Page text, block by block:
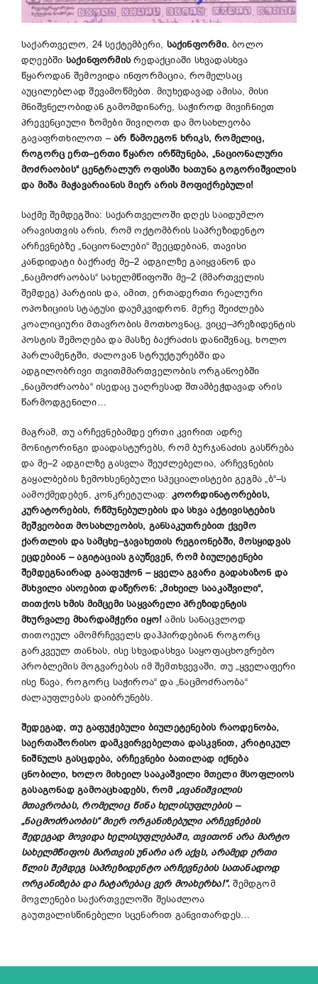
საქართველო, 24 სექტემბერი, საქინფორმი. ბოლო
დღეებში საქინფორმისრედაქციაში სხვადასხვა
წყაროდან შემოვიდა ინფორმაცია, რომელსაც
აუცილებლად შევამოწმებთ. მიუხედავად ამისა, მისი
მნიშვნელობიდან გამომდინარე, საჭიროდ მივიჩნიეთ
პრევენციული ზომები მივიღოთ და მოსახლეობა
გავაფრთხილოთ –არ წამოეგონ ხრიკს, რომელიც,
როგორც ერთ–ერთი წყარო ირწმუნება, „ნაციონალური
მოძრაობის“ ცენტრალურ ოფისში ხათუნა გოგორიშვილის
და მიშა მაჭავარიანის მიერ არის მოფიქრებული!
საქმე შემდეგშია: საქართველოში დღეს საიდუმლო
არავისთვის არის, რომ ოქტომბრის საპრეზიდენტო
არჩევნებზე „ნაციონალები“ შეეცდებიან, თავისი
კანდიდატი ბაქრაძე მე–2 ადგილზე გაიყვანონ და
„ნაცმოძრაობას“ სახელმწიფოში მე–2 (მმართველის
შემდეგ) პარტიის და, ამით, ერთადერთი რეალური
ოპოზიციის სტატუსი დაუმკვიდრონ. მერე შეიძლება
კოალიციური მთავრობის მოთხოვნაც, ვიცე–პრეზიდენტის
პოსტის შემოღება და მასზე ბაქრაძის დანიშვნაც, ხოლო
პარლამენტში, ძალოვან სტრუქტურებში და
ადგილობრივი თვითმმართველობის ორგანოებში
„ნაცმოძრაობა“ ისედაც უაღრესად შთამბეჭდავად არის
წარმოდგენილი…
მაგრამ, თუ არჩევნებამდე ერთი კვირით ადრე
მონიტორინგი დაადასტურებს, რომ ბურჯანაძის გასწრება
და მე–2 ადგილზე გასვლა შეუძლებელია, არჩევნების
გაყალბების ზემოხსენებული სპეციალისტები გეგმა „ბ“–ს
აამოქმედებენ, კონკრეტულად: კოორდინატორების,
კურატორების, რწმუნებულების და სხვა აქტივისტების
მეშვეობით მოსახლეობის, განსაკუთრებით ქვემო
ქართლის და სამცხე–ჯავახეთის რეგიონებში, მოსყიდვას
ეცდებიან – აგიტაციას გაუწევენ, რომ ბიულეტენები
შემდეგნაირად გააფუჭონ – ყველა გვარი გადახაზონ და
მსხვილი ასოებით დაწერონ: „მიხეილ სააკაშვილი“,
თითქოს ხმის მიმცემი საყვარელი პრეზიდენტის
მხურვალე მხარდამჭერი იყო! ამის სანაცვლოდ
თითოეულ ამომრჩეველს დაჰპირდებიან როგორც
გარკვეულ თანხას, ისე სხვადასხვა საყოფაცხოვრებო
პრობლემის მოგვარებას იმ შემთხვევაში, თუ „ყველაფერი
ისე წავა, როგორც საჭიროა“ და „ნაცმოძრაობა“
ძალაუფლებას დაიბრუნებს.
შედეგად, თუ გაფუჭებული ბიულეტენების რაოდენობა,
საერთაშორისო დამკვირვებელთა დასკვნით, კრიტიკულ
ნიშნულს გასცდება, არჩევნები ბათილად იქნება
ცნობილი, ხოლო მიხეილ სააკაშვილი მთელი მსოფლიოს
გასაგონად გამოაცხადებს, რომ „ივანიშვილის
მთავრობას, რომელიც წინა ხელისუფლების –
„ნაცმოძრაობის“ მიერ ორგანიზებული არჩევნების
შედეგად მოვიდა ხელისუფლებაში, თვითონ არა მარტო
სახელმწიფოს მართვის უნარი არ აქვს, არამედ ერთი
წლის შემდეგ საპრეზიდენტო არჩევნების სათანადოდ
ორგანიზება და ჩატარებაც ვერ მოახერხა!“. შემდგომ
მოვლენები საქართველოში შესაძლოა
გაუთვალისწინებელი სცენარით განვითარდეს…